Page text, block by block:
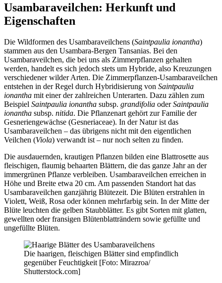
Usambaraveilchen: Herkunft und
Eigenschaften
Die Wildformen des Usambaraveilchens (Saintpaulia ionantha)
stammen aus den Usambara-Bergen Tansanias. Bei den
Usambaraveilchen, die bei uns als Zimmerpflanzen gehalten
werden, handelt es sich jedoch stets um Hybride, also Kreuzungen
verschiedener wilder Arten. Die Zimmerpflanzen-Usambaraveilchen
entstehen in der Regel durch Hybridisierung von Saintpaulia
ionantha mit einer der zahlreichen Unterarten. Dazu zählen zum
Beispiel Saintpaulia ionantha subsp. grandifolia oderSaintpaulia
ionantha subsp. nitida. Die Pflanzenart gehört zur Familie der
Gesneriengewächse (Gesneriaceae). In der Natur ist das
Usambaraveilchen – das übrigens nicht mit den eigentlichen
Veilchen (Viola) verwandt ist – nur noch selten zu finden.
Die ausdauernden, krautigen Pflanzen bilden eine Blattrosette aus
fleischigen, flaumig behaarten Blättern, die das ganze Jahr an der
immergrünen Pflanze verbleiben. Usambaraveilchen erreichen in
Höhe und Breite etwa 20 cm. Am passenden Standort hat das
Usambaraveilchen ganzjährig Blütezeit. Die Blüten erstrahlen in
Violett, Weiß, Rosa oder können mehrfarbig sein. In der Mitte der
Blüte leuchten die gelben Staubblätter. Es gibt Sorten mit glatten,
gewellten oder fransigen Blütenblatträndern sowie gefüllte und
ungefüllte Blüten.
Die haarigen, fleischigen Blätter sind empfindlich
gegenüber Feuchtigkeit [Foto: Mirazroa/
Shutterstock.com]